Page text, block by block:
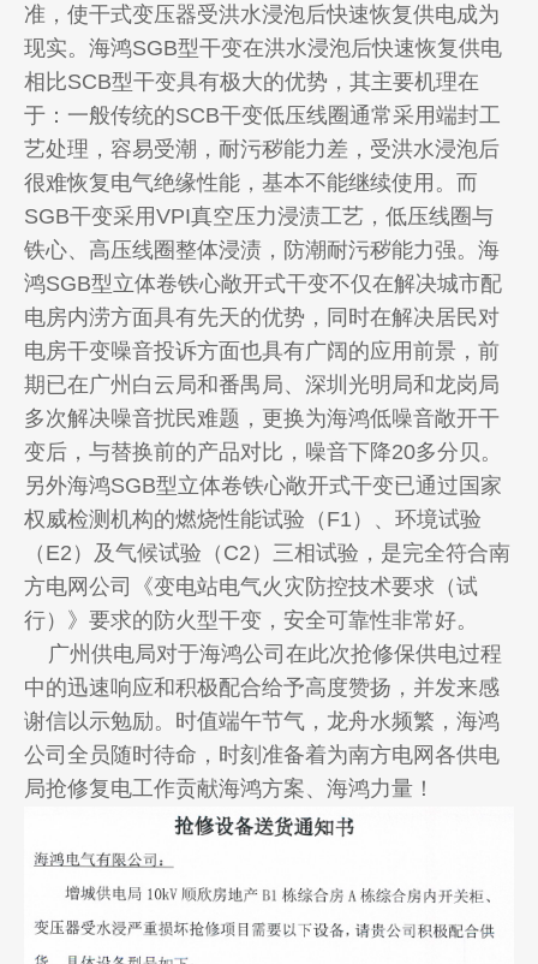
准，使干式变压器受洪水浸泡后快速恢复供电成为
现实。海鸿SGB型干变在洪水浸泡后快速恢复供电
相比SCB型干变具有极大的优势，其主要机理在
于：一般传统的SCB干变低压线圈通常采用端封工
艺处理，容易受潮，耐污秽能力差，受洪水浸泡后
很难恢复电气绝缘性能，基本不能继续使用。而
SGB干变采用VPI真空压力浸渍工艺，低压线圈与
铁心、高压线圈整体浸渍，防潮耐污秽能力强。海
鸿SGB型立体卷铁心敞开式干变不仅在解决城市配
电房内涝方面具有先天的优势，同时在解决居民对
电房干变噪音投诉方面也具有广阔的应用前景，前
期已在广州白云局和番禺局、深圳光明局和龙岗局
多次解决噪音扰民难题，更换为海鸿低噪音敞开干
变后，与替换前的产品对比，噪音下降20多分贝。
另外海鸿SGB型立体卷铁心敞开式干变已通过国家
权威检测机构的燃烧性能试验（F1）、环境试验
（E2）及气候试验（C2）三相试验，是完全符合南
方电网公司《变电站电气火灾防控技术要求（试
行）》要求的防火型干变，安全可靠性非常好。
广州供电局对于海鸿公司在此次抢修保供电过程
中的迅速响应和积极配合给予高度赞扬，并发来感
谢信以示勉励。时值端午节气，龙舟水频繁，海鸿
公司全员随时待命，时刻准备着为南方电网各供电
局抢修复电工作贡献海鸿方案、海鸿力量！